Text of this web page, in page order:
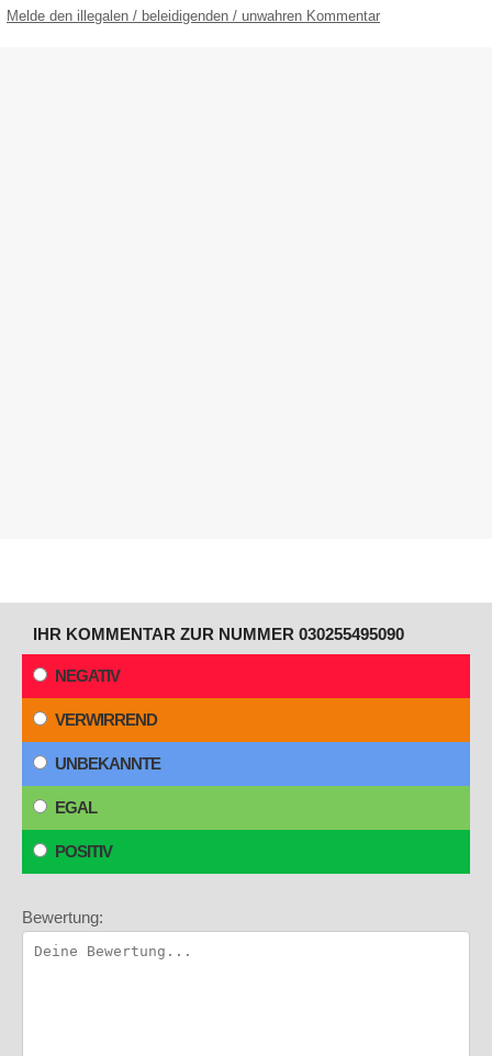
Melde den illegalen / beleidigenden / unwahren Kommentar
IHR KOMMENTAR ZUR NUMMER 030255495090
NEGATIV
VERWIRREND
UNBEKANNTE
EGAL
POSITIV
Bewertung: